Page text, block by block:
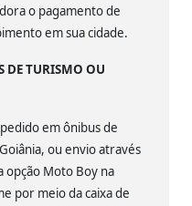
o pagamento de
em sua cidade.
DE TURISMO OU
em ônibus de
ou envio através
opção Moto Boy na
por meio da caixa de